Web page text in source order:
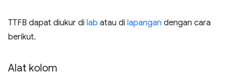
TTFB dapat diukur di lab atau di lapangan dengan cara
berikut.
Alat kolom